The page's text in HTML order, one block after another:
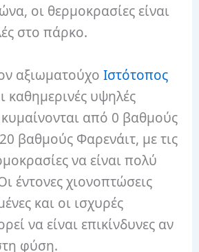
οι θερμοκρασίες είναι
στο πάρκο.
αξιωματούχοΙστότοπος
καθημερινές υψηλές
από 0 βαθμούς
βαθμούς Φαρενάιτ, με τις
να είναι πολύ
έντονες χιονοπτώσεις
και οι ισχυρές
να είναι επικίνδυνες αν
φύση.